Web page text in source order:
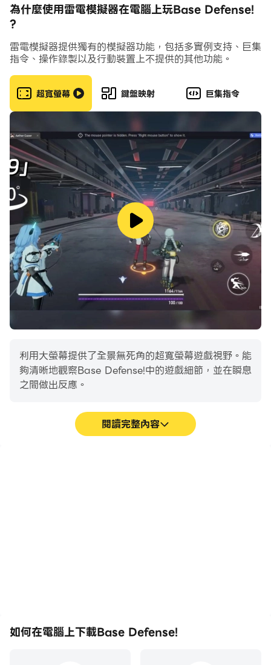
為什麼使用雷電模擬器在電腦上玩Base Defense!
?
雷電模擬器提供獨有的模擬器功能，包括多實例支持、巨集
指令、操作錄製以及行動裝置上不提供的其他功能。
超寬螢幕 鍵盤映射 巨集指令
利用大螢幕提供了全景無死角的超寬螢幕遊戲視野。能
夠清晰地觀察Base Defense!中的遊戲細節，並在瞬息
之間做出反應。
閱讀完整內容
如何在電腦上下載Base Defense!